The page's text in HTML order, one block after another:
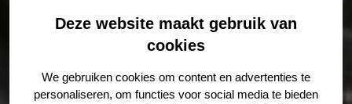
Deze website maakt gebruik van
cookies
We gebruiken cookies om content en advertenties te
personaliseren, om functies voor social media te bieden